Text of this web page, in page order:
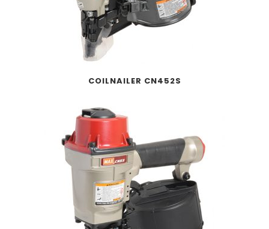
COILNAILER CN452S